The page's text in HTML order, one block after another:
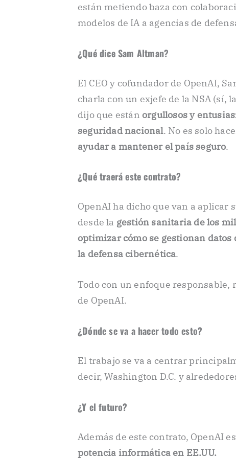
están metiendo baza con
modelos de IA a agencias de
¿Qué dice Sam Altman?
El CEO y cofundador de OpenAI,
charla con un exjefe de la NSA (sí,
dijo que están orgullosos y
seguridad nacional. No es solo
ayudar a mantener el país seguro.
¿Qué traerá este contrato?
OpenAI ha dicho que van a aplicar
desde la gestión sanitaria de los
optimizar cómo se gestionan datos
la defensa cibernética.
Todo con un enfoque responsable,
de OpenAI.
¿Dónde se va a hacer todo esto?
El trabajo se va a centrar
decir, Washington D.C. y
¿Y el futuro?
Además de este contrato, OpenAI
potencia informática en EE.UU.